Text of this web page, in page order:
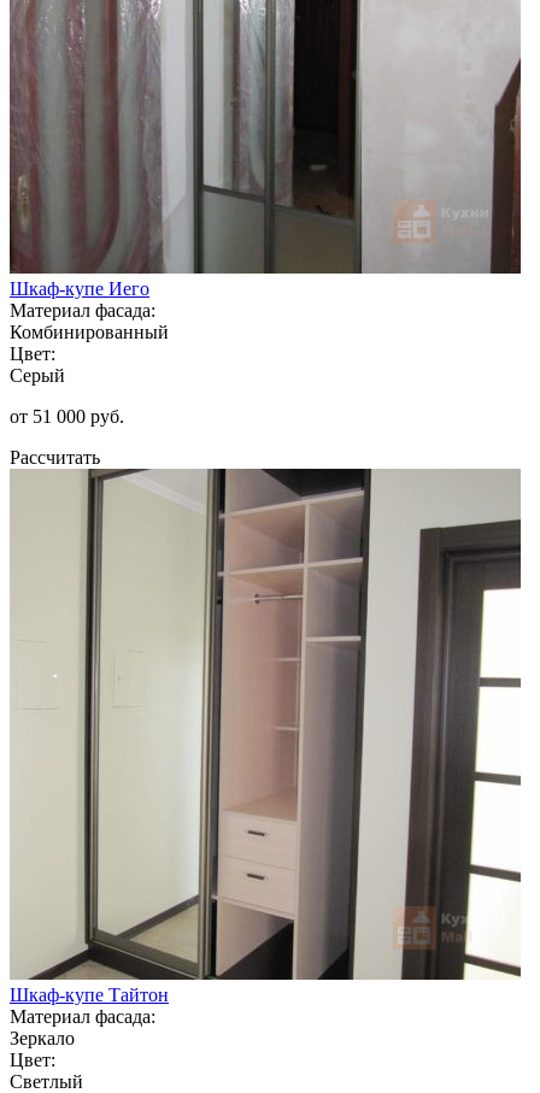
Шкаф-купе Иего
Материал фасада:
Комбинированный
Цвет:
Серый
от 51 000 руб.
Рассчитать
Шкаф-купе Тайтон
Материал фасада:
Зеркало
Цвет:
Светлый